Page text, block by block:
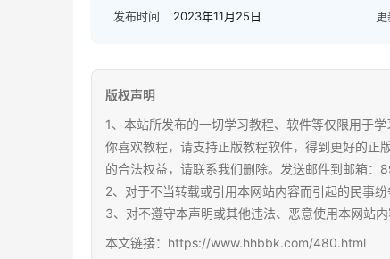
发布时间 2023年11月25日 更
版权声明
1、本站所发布的一切学习教程、软件等仅限用于
你喜欢教程，请支持正版教程软件，得到更好的正
的合法权益，请联系我们删除。发送邮件到邮箱：
2、对于不当转载或引用本网站内容而引起的民事
3、对不遵守本声明或其他违法、恶意使用本网站
本文链接：https://www.hhbbk.com/480.html